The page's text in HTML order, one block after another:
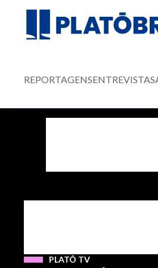
REPORTAGENSENTREVISTAS
PLATÔ TV